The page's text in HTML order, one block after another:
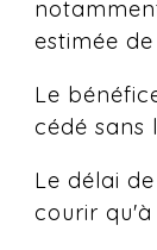
estimée
Le
cédé sans
Le délai
courir